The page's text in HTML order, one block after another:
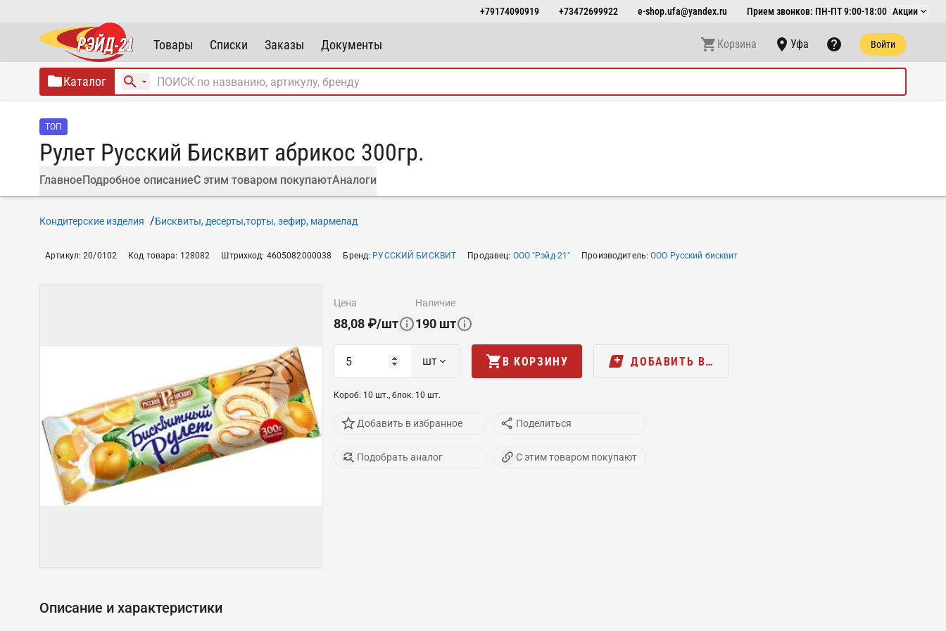
+79174090919 +73472699922 e-shop.ufa@yandex.ru Прием звонков: ПН-ПТ 9:00-18:00 Акции
Товары Списки Заказы Документы Корзина Уфа Войти
Каталог
ТОП
Рулет Русский Бисквит абрикос 300гр.
ГлавноеПодробное описаниеС этим товаром покупаютАналоги
Кондитерские изделия Бисквиты, десерты,торты, зефир, мармелад
Артикул:20/0102 Код товара: 128082 Штрихкод: 4605082000038 Бренд: РУССКИЙ БИСКВИТ Продавец: ООО "Рэйд-21" Производитель:ООО Русский бисквит
цена
88,08 ₽/шт
наличие
190 шт
шт В КОРЗИНУ ДОБАВИТЬ В…
Короб: 10 шт., блок: 10 шт.
Добавить в избранное Поделиться
Подобрать аналог С этим товаром покупают
Описание и характеристики